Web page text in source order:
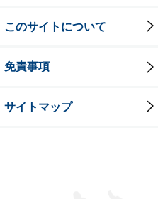
このサイトについて
免責事項
サイトマップ